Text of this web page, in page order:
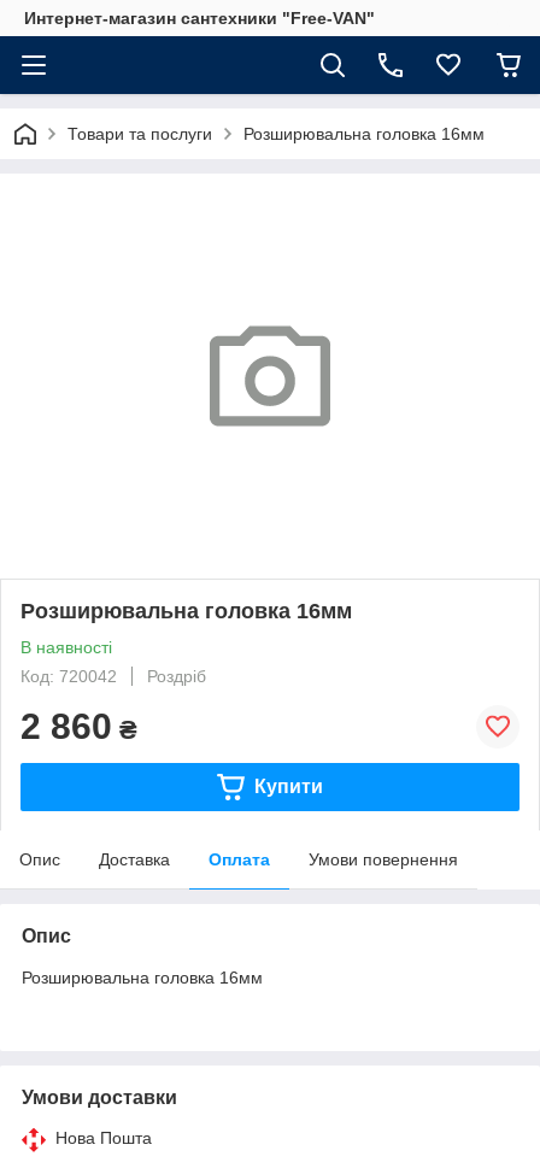
Интернет-магазин сантехники "Free-VAN"
Товари та послуги Розширювальна головка 16мм
Розширювальна головка 16мм
В наявності
Код: 720042
Роздріб
2 860 ₴
Купити
Опис Доставка Оплата Умови повернення
Опис
Розширювальна головка 16мм
Умови доставки
Нова Пошта